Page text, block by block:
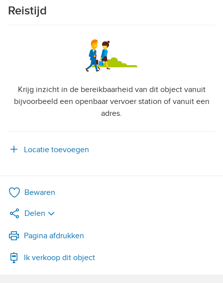
Reistijd
Krijg inzicht in de bereikbaarheid van dit object vanuit
bijvoorbeeld een openbaar vervoer station of vanuit een
adres.
Locatie toevoegen
Bewaren
Delen
LinkedIn
WhatsApp
Pagina afdrukken
Ik verkoop dit object